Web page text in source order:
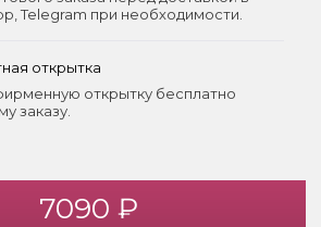
Telegram при необходимости.
открытка
открытку бесплатно
заказу.
7090 ₽